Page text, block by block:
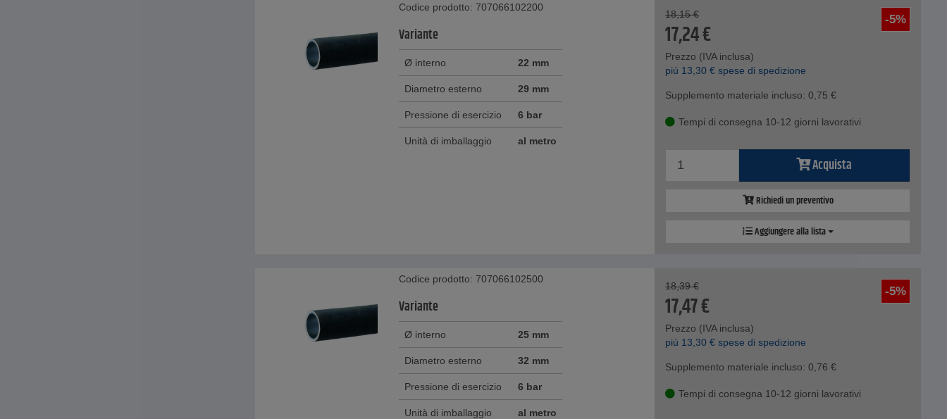
Codice prodotto: 707066102200
Variante
Ø interno 22 mm
Diametro esterno 29 mm
Pressione di esercizio 6 bar
Unità di imballaggio al metro
-5%
18,15 €
17,24€
Prezzo (IVA inclusa)
piú 13,30 € spese di spedizione
Supplemento materiale incluso: 0,75 €
Tempi di consegna 10-12 giorni lavorativi
Acquista
Richiedi un preventivo
Aggiungere alla lista
Codice prodotto: 707066102500
Variante
Ø interno 25 mm
Diametro esterno 32 mm
Pressione di esercizio 6 bar
Unità di imballaggio al metro
-5%
18,39 €
17,47€
Prezzo (IVA inclusa)
piú 13,30 € spese di spedizione
Supplemento materiale incluso: 0,76 €
Tempi di consegna 10-12 giorni lavorativi